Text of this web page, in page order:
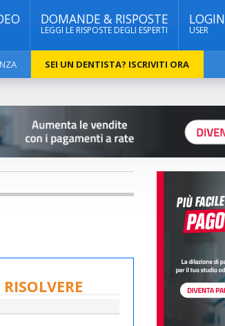
DOMANDE & RISPOSTE
LEGGI LE RISPOSTE DEGLI ESPERTI
LOGIN
USER
SEI UN DENTISTA? ISCRIVITI ORA